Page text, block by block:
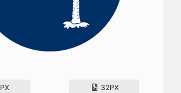
32PX